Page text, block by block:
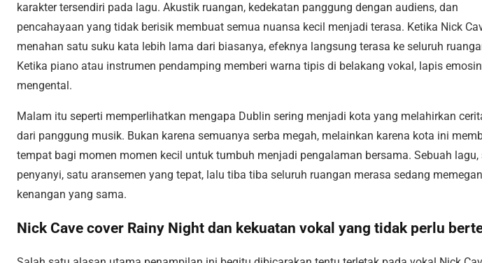
karakter tersendiri pada lagu. Akustik ruangan, kedekatan panggung dengan audiens, dan
pencahayaan yang tidak berisik membuat semua nuansa kecil menjadi terasa. Ketika Nick
menahan satu suku kata lebih lama dari biasanya, efeknya langsung terasa ke seluruh
Ketika piano atau instrumen pendamping memberi warna tipis di belakang vokal, lapis
mengental.
Malam itu seperti memperlihatkan mengapa Dublin sering menjadi kota yang melahirkan
dari panggung musik. Bukan karena semuanya serba megah, melainkan karena kota ini
tempat bagi momen momen kecil untuk tumbuh menjadi pengalaman bersama. Sebuah lagu,
penyanyi, satu aransemen yang tepat, lalu tiba tiba seluruh ruangan merasa sedang
kenangan yang sama.
Nick Cave cover Rainy Night dan kekuatan vokal yang tidak perlu